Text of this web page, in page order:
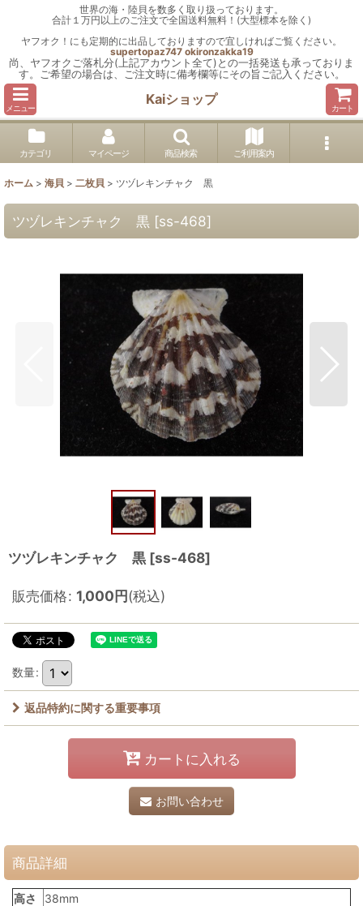
世界の海・陸貝を数多く取り扱っております。
合計１万円以上のご注文で全国送料無料！(大型標本を除く)
ヤフオク！にも定期的に出品しておりますので宜しければご覧ください。
supertopaz747 okironzakka19
尚、ヤフオクご落札分(上記アカウント全て)との一括発送も承っておりま
す。ご希望の場合は、ご注文時に備考欄等にその旨ご記入ください。
メニュー
Kaiショップ
カート
カテゴリ マイページ 商品検索 ご利用案内
ホーム > 海貝 > 二枚貝 > ツヅレキンチャク 黒
ツヅレキンチャク 黒 [ss-468]
ツヅレキンチャク 黒 [ss-468]
販売価格: 1,000円(税込)
数量:
返品特約に関する重要事項
カートに入れる
お問い合わせ
商品詳細
高さ
38mm